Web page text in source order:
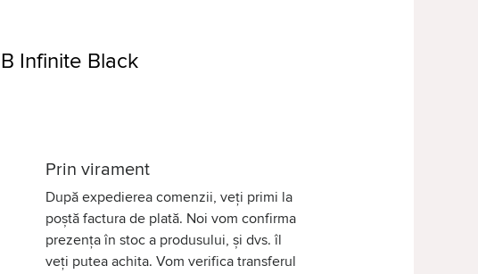
Infinite Black
Prin virament
După expedierea comenzii, veți primi la
poștă factura de plată. Noi vom confirma
prezența în stoc a produsului, și dvs. îl
veți putea achita. Vom verifica transferul